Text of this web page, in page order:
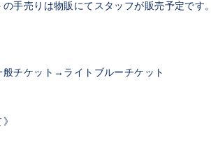
手売りは物販にてスタッフが販売予定です。
チケット→ライトブルーチケット